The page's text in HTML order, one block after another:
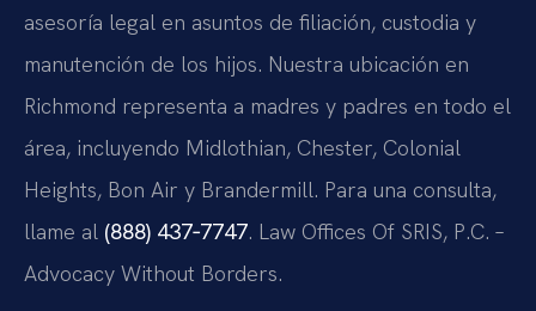
asesoría legal en asuntos de filiación, custodia y
manutención de los hijos. Nuestra ubicación en
Richmond representa a madres y padres en todo el
área, incluyendo Midlothian, Chester, Colonial
Heights, Bon Air y Brandermill. Para una consulta,
llame al (888) 437‑7747. Law Offices Of SRIS, P.C. –
Advocacy Without Borders.